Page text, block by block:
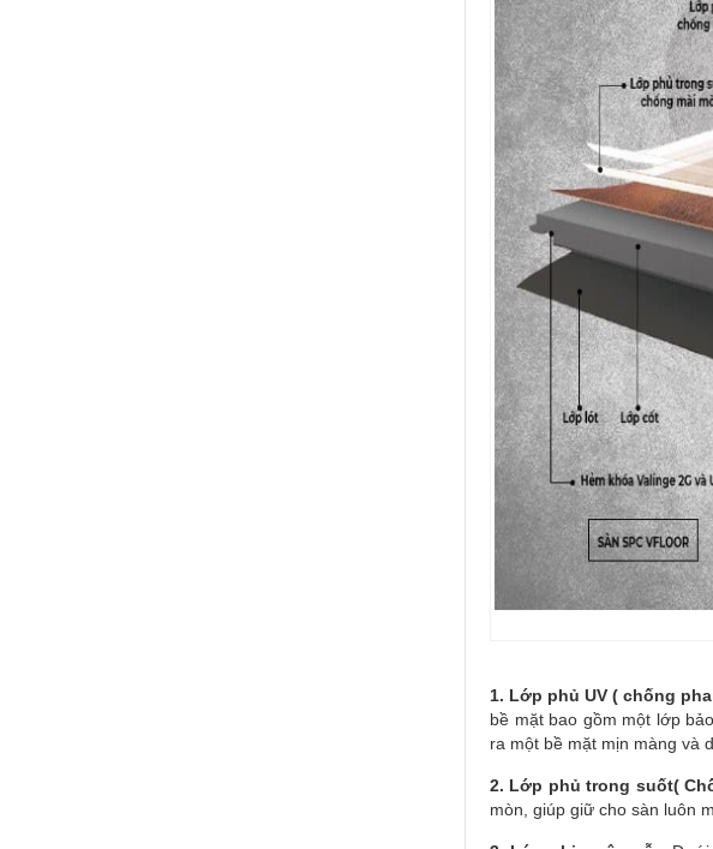
1. Lớp phủ UV ( chống
bề mặt bao gồm một lớp
ra một bề mặt mịn màng và
2. Lớp phủ trong suốt(
mòn, giúp giữ cho sàn luôn